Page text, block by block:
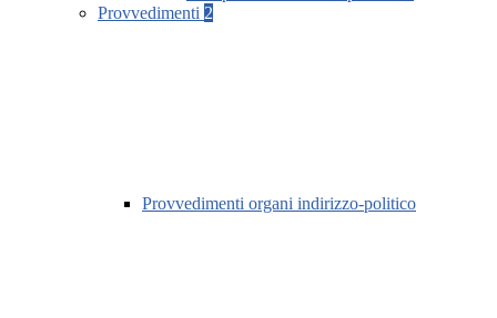
Provvedimenti 2
Provvedimenti organi indirizzo-politico